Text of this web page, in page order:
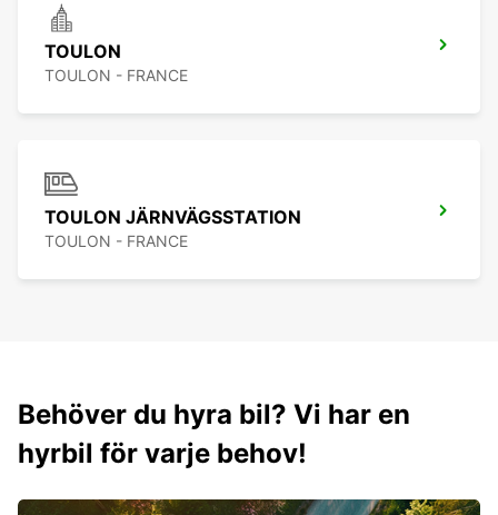
TOULON
TOULON - FRANCE
TOULON JÄRNVÄGSSTATION
TOULON - FRANCE
Behöver du hyra bil? Vi har en
hyrbil för varje behov!